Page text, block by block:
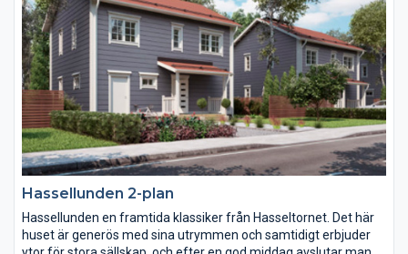
Hassellunden 2-plan
Hassellunden en framtida klassiker från Hasseltornet. Det här
huset är generös med sina utrymmen och samtidigt erbjuder